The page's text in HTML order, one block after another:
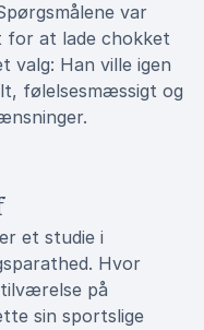
var
for at lade chokket
valg: Han ville igen
følelsesmæssigt og
et studie i
Hvor
på
sin sportslige